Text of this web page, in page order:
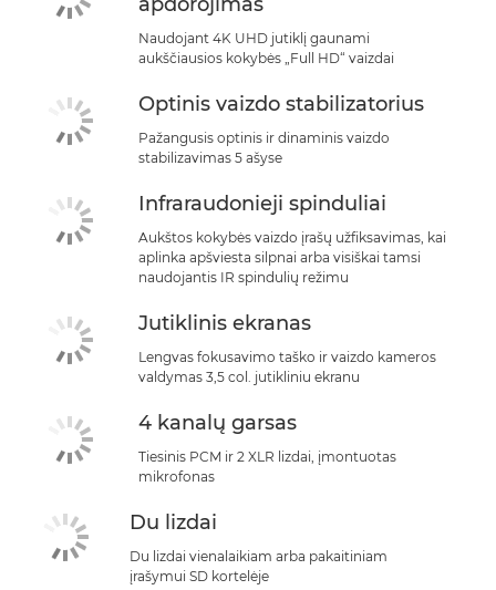
Naudojant 4K UHD jutiklį gaunami
aukščiausios kokybės „Full HD“ vaizdai
Optinis vaizdo stabilizatorius
Pažangusis optinis ir dinaminis vaizdo
stabilizavimas 5 ašyse
Infraraudonieji spinduliai
Aukštos kokybės vaizdo įrašų užfiksavimas, kai
aplinka apšviesta silpnai arba visiškai tamsi
naudojantis IR spindulių režimu
Jutiklinis ekranas
Lengvas fokusavimo taško ir vaizdo kameros
valdymas 3,5 col. jutikliniu ekranu
4 kanalų garsas
Tiesinis PCM ir 2 XLR lizdai, įmontuotas
mikrofonas
Du lizdai
Du lizdai vienalaikiam arba pakaitiniam
įrašymui SD kortelėje